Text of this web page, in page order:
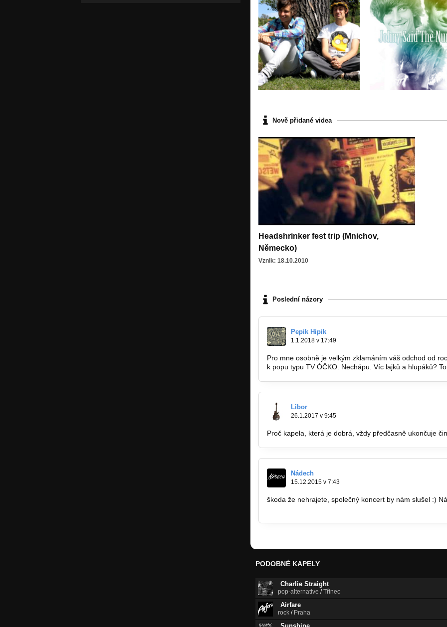
Nově přidané videa
Headshrinker fest trip (Mnichov,
Německo)
Vznik: 18.10.2010
Poslední názory
Pepik Hipik
1.1.2018 v 17:49
Pro mne osobně je velkým zklamáním váš odchod od
k popu typu TV ÓČKO. Nechápu. Víc lajků a hlupáků?
Libor
26.1.2017 v 9:45
Proč kapela, která je dobrá, vždy předčasně ukončuje
Nádech
15.12.2015 v 7:43
škoda že nehrajete, společný koncert by nám slušel :)
PODOBNÉ KAPELY
Charlie Straight
pop-alternative /Třinec
Airfare
rock / Praha